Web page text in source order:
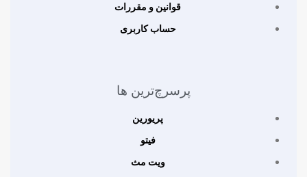
قوانین و مقررات
حساب کاربری
پرسرچ‌ترین ها
پریورین
فیتو
ویت مث